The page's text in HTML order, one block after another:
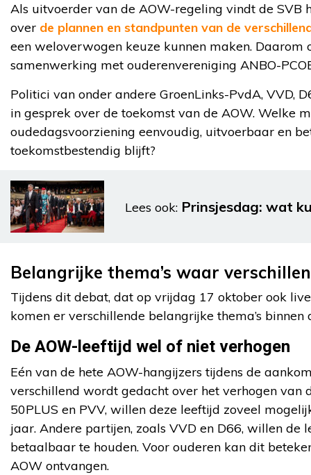
Als uitvoerder van de AOW-regeling vindt de SVB
over de plannen en standpunten van de
een weloverwogen keuze kunnen maken.
samenwerking met ouderenvereniging ANBO-
Politici van onder andere GroenLinks-PvdA, VVD,
in gesprek over de toekomst van de AOW. Welke
oudedagsvoorziening eenvoudig, uitvoerbaar en
toekomstbestendig blijft?
Lees ook: Prinsjesdag: wat
Belangrijke thema’s waar
Tijdens dit debat, dat op vrijdag 17 oktober ook
komen er verschillende belangrijke thema’s binnen
De AOW-leeftijd wel of niet verhogen
Eén van de hete AOW-hangijzers tijdens de
verschillend wordt gedacht over het verhogen van
50PLUS en PVV, willen deze leeftijd zoveel
jaar. Andere partijen, zoals VVD en D66, willen de
betaalbaar te houden. Voor ouderen kan dit
AOW ontvangen.